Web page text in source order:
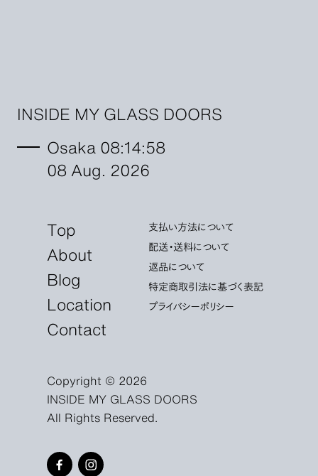
INSIDE MY GLASS DOORS
Osaka 08:14:59
08 Aug. 2026
Top
About
Blog
Location
Contact
支払い方法について
配送・送料について
返品について
特定商取引法に基づく表記
プライバシーポリシー
Copyright © 2026
INSIDE MY GLASS DOORS
All Rights Reserved.